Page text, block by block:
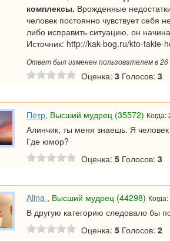
комплексы. Врожденные
человек постоянно чувствует себя
либо исправить ситуацию, он
Источник: http://kak-bog.ru/kto-takie-
Ответ был изменен пользователем в 26
Оценка: 3 Голосов: 3
Пётр, Высший мудрец (35572)
Алинчик, ты меня знаешь. Я
Где юмор?
Оценка: 5 Голосов: 3
Аlina , Высший мудрец (44298)
В другую категорию следовало бы
Оценка: 5 Голосов: 2